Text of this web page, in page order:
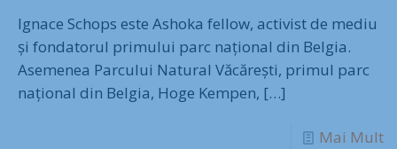
Ignace Schops este Ashoka fellow, activist de mediu
și fondatorul primului parc național din Belgia.
Asemenea Parcului Natural Văcărești, primul parc
național din Belgia, Hoge Kempen, […]
Mai Mult